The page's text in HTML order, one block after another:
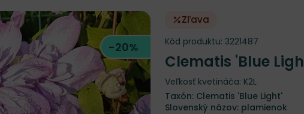
-20%
Zľava
Kód produktu: 3221487
Clematis 'Blue
Veľkosť kvetináča: K2L
Taxón: Clematis 'Blue Light'
Slovenský názov: plamienok